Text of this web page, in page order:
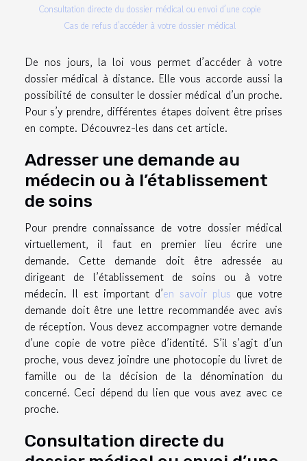
Consultation directe du dossier médical ou envoi d’une copie
Cas de refus d’accéder à votre dossier médical
De nos jours, la loi vous permet d’accéder à votre
dossier médical à distance. Elle vous accorde aussi la
possibilité de consulter le dossier médical d’un proche.
Pour s’y prendre, différentes étapes doivent être prises
en compte. Découvrez-les dans cet article.
Adresser une demande au
médecin ou à l’établissement
de soins
Pour prendre connaissance de votre dossier médical
virtuellement, il faut en premier lieu écrire une
demande. Cette demande doit être adressée au
dirigeant de l’établissement de soins ou à votre
médecin. Il est important d’en savoir plus que votre
demande doit être une lettre recommandée avec avis
de réception. Vous devez accompagner votre demande
d’une copie de votre pièce d’identité. S’il s’agit d’un
proche, vous devez joindre une photocopie du livret de
famille ou de la décision de la dénomination du
concerné. Ceci dépend du lien que vous avez avec ce
proche.
Consultation directe du